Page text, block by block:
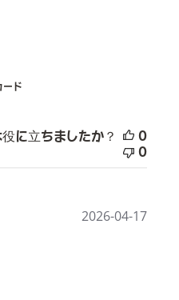
ード
に立ちましたか？
0
0
2026-04-17